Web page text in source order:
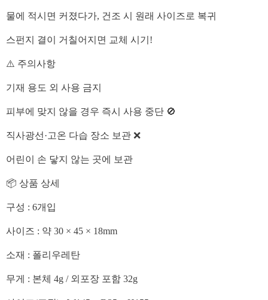
물에 적시면 커졌다가, 건조 시 원래 사이즈로 복귀
스펀지 결이 거칠어지면 교체 시기!
⚠️ 주의사항
기재 용도 외 사용 금지
피부에 맞지 않을 경우 즉시 사용 중단 🚫
직사광선·고온 다습 장소 보관 ❌
어린이 손 닿지 않는 곳에 보관
📦 상품 상세
구성 : 6개입
사이즈 : 약 30 × 45 × 18mm
소재 : 폴리우레탄
무게 : 본체 4g / 외포장 포함 32g